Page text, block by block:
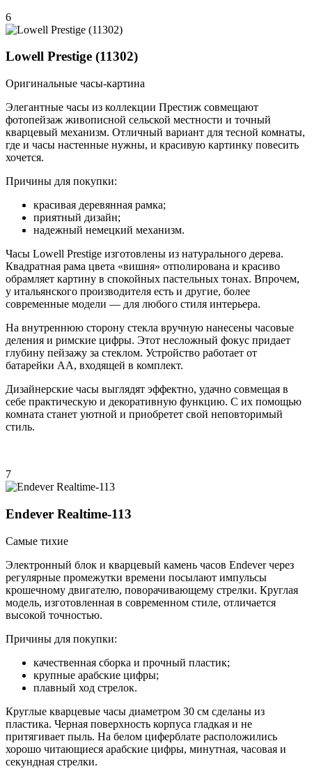
6
Lowell Prestige (11302)
Оригинальные часы-картина
Элегантные часы из коллекции Престиж совмещают
фотопейзаж живописной сельской местности и точный
кварцевый механизм. Отличный вариант для тесной комнаты,
где и часы настенные нужны, и красивую картинку повесить
хочется.
Причины для покупки:
красивая деревянная рамка;
приятный дизайн;
надежный немецкий механизм.
Часы Lowell Prestige изготовлены из натурального дерева.
Квадратная рама цвета «вишня» отполирована и красиво
обрамляет картину в спокойных пастельных тонах. Впрочем,
у итальянского производителя есть и другие, более
современные модели — для любого стиля интерьера.
На внутреннюю сторону стекла вручную нанесены часовые
деления и римские цифры. Этот несложный фокус придает
глубину пейзажу за стеклом. Устройство работает от
батарейки АА, входящей в комплект.
Дизайнерские часы выглядят эффектно, удачно совмещая в
себе практическую и декоративную функцию. С их помощью
комната станет уютной и приобретет свой неповторимый
стиль.
7
Endever Realtime-113
Самые тихие
Электронный блок и кварцевый камень часов Endever через
регулярные промежутки времени посылают импульсы
крошечному двигателю, поворачивающему стрелки. Круглая
модель, изготовленная в современном стиле, отличается
высокой точностью.
Причины для покупки:
качественная сборка и прочный пластик;
крупные арабские цифры;
плавный ход стрелок.
Круглые кварцевые часы диаметром 30 см сделаны из
пластика. Черная поверхность корпуса гладкая и не
притягивает пыль. На белом циферблате расположились
хорошо читающиеся арабские цифры, минутная, часовая и
секундная стрелки.